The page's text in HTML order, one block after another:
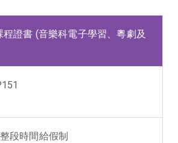
證書 (音樂科電子學習、粵劇及
段時間給假制